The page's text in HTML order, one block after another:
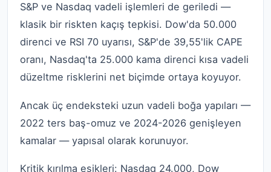
S&P ve Nasdaq vadeli işlemleri de geriledi —
klasik bir riskten kaçış tepkisi. Dow'da 50.000
direnci ve RSI 70 uyarısı, S&P'de 39,55'lik CAPE
oranı, Nasdaq'ta 25.000 kama direnci kısa vadeli
düzeltme risklerini net biçimde ortaya koyuyor.
Ancak üç endeksteki uzun vadeli boğa yapıları —
2022 ters baş-omuz ve 2024-2026 genişleyen
kamalar — yapısal olarak korunuyor.
Kritik kırılma eşikleri: Nasdaq 24.000, Dow